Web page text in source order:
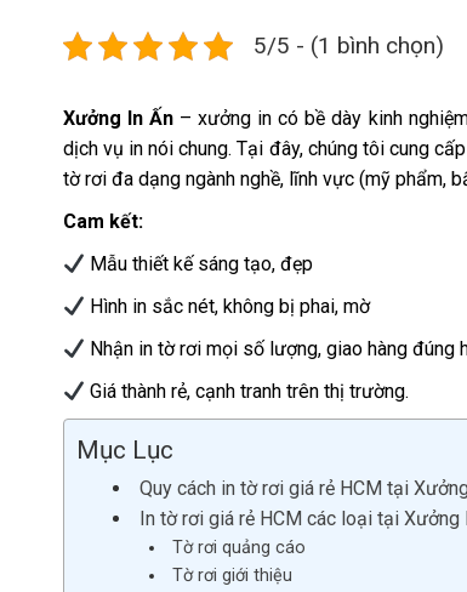
5/5 - (1 bình chọn)
Xưởng In Ấn – xưởng in có bề dày kinh
dịch vụ in nói chung. Tại đây, chúng tôi cung
tờ rơi đa dạng ngành nghề, lĩnh vực (mỹ phẩm,
Cam kết:
Mẫu thiết kế sáng tạo, đẹp
Hình in sắc nét, không bị phai, mờ
Nhận in tờ rơi mọi số lượng, giao hàng đúng
Giá thành rẻ, cạnh tranh trên thị trường.
Mục Lục
Quy cách in tờ rơi giá rẻ HCM tại
In tờ rơi giá rẻ HCM các loại tại Xưởng
Tờ rơi quảng cáo
Tờ rơi giới thiệu